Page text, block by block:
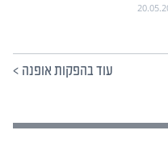
עוד בהפקות אופנה >